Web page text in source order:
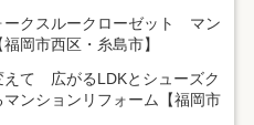
ークスルークローゼット マン
岡市西区・糸島市】
えて 広がるLDKとシューズク
ンションリフォーム【福岡市